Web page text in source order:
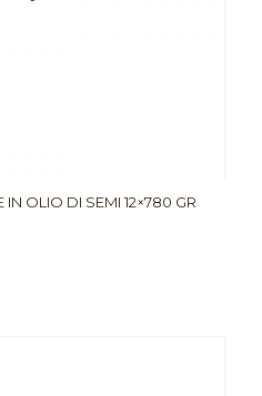
OLIO DI SEMI 12×780 GR